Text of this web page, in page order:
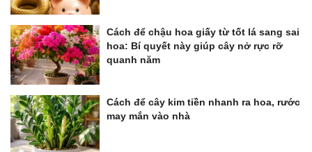
Cách để chậu hoa giấy từ tốt lá sang sai
hoa: Bí quyết này giúp cây nở rực rỡ
quanh năm
Cách để cây kim tiền nhanh ra hoa, rước
may mắn vào nhà